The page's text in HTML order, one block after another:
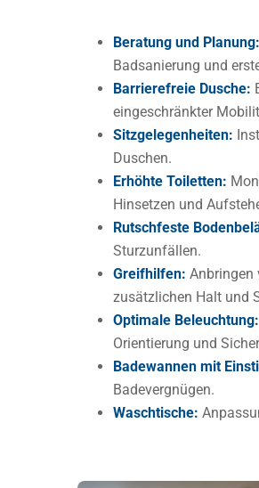
Beratung und Planung:
Badsanierung und
Barrierefreie Dusche:
eingeschränkter
Sitzgelegenheiten:
Duschen.
Erhöhte Toiletten:
Hinsetzen und
Rutschfeste
Sturzunfällen.
Greifhilfen: Anbringen
zusätzlichen Halt und
Optimale Beleuchtung:
Orientierung und
Badewannen mit
Badevergnügen.
Waschtische: